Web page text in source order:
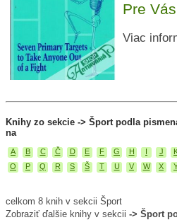
Pre
Viac
Knihy zo sekcie -> Šport podla
na
A B C Č D E F G H I J
O
P Q R S Š T U V W X
celkom 8 knih v sekcii Šport
Zobraziť ďalšie knihy v sekcii -> Šport